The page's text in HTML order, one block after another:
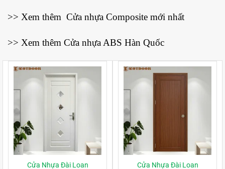
>> Xem thêm Cửa nhựa Composite mới nhất
>> Xem thêm Cửa nhựa ABS Hàn Quốc
Cửa Nhựa Đài Loan
Cửa Nhựa Đài Loan